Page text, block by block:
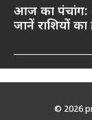
आज का पंचांग:
जानें राशियों का
© 2026